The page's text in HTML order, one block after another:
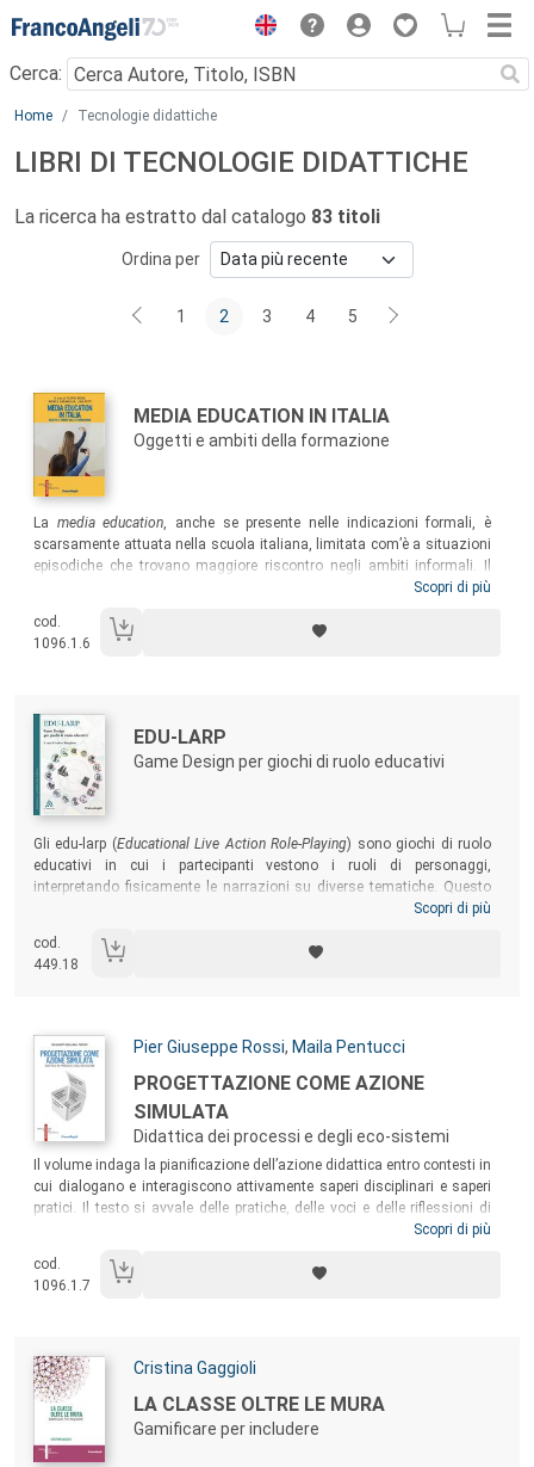
Menu
Cerca:
Main content
Home Tecnologie didattiche
LIBRI DI TECNOLOGIE DIDATTICHE
La ricerca ha estratto dal catalogo 83 titoli
Ordina per
1 2 3 4 5
Autori:
Titolo:
MEDIA EDUCATION IN ITALIA
Oggetti e ambiti della formazione
Sommario:
La media education, anche se presente nelle indicazioni formali, è
scarsamente attuata nella scuola italiana, limitata com’è a situazioni
episodiche che trovano maggiore riscontro negli ambiti informali. Il
volume entra in profondità nella varietà del quadro italiano, tra
agli adulti, valorizzando una ricchezza e un potenziale pronto per
uscire dalle cornici sperimentali della ricerca e delle singole offerte
Scopri di più
cod.
1096.1.6
Autori:
Titolo:
EDU-LARP
Game Design per giochi di ruolo educativi
Sommario:
Gli edu-larp (Educational Live Action Role-Playing) sono giochi di ruolo
educativi in cui i partecipanti vestono i ruoli di personaggi,
interpretando fisicamente le narrazioni su diverse tematiche. Questo
volume – scritto da studenti, insegnanti, professori e professoresse
è rivolto a chiunque creda che il gioco sia forma di comunicazione,
generatore di comunità e metafora dell’educazione.
Scopri di più
cod.
449.18
Autori:
Pier Giuseppe Rossi, Maila Pentucci
Titolo:
PROGETTAZIONE COME AZIONE
SIMULATA
Didattica dei processi e degli eco-sistemi
Sommario:
Il volume indaga la pianificazione dell’azione didattica entro contesti in
cui dialogano e interagiscono attivamente saperi disciplinari e saperi
pratici. Il testo si avvale delle pratiche, delle voci e delle riflessioni di
docenti e studenti, esplicitate e condivise in percorsi di ricerca e
produzioni dei docenti emergono le logiche sistemiche con cui
muoversi nella macro e nella microprogettazione, e le proposte
Scopri di più
cod.
1096.1.7
Autori:
Cristina Gaggioli
Titolo:
LA CLASSE OLTRE LE MURA
Gamificare per includere